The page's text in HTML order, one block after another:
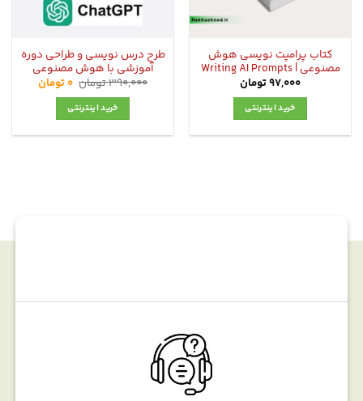
کتاب پرامپت نویسی هوش
مصنوعی | Writing AI Prompts
97,000تومان
خرید اینترنتی
طرح درس نویسی و طراحی دوره
آموزشی با هوش مصنوعی
390,000تومان قیمت
اصلی:
بود.
0تومان
خرید اینترنتی